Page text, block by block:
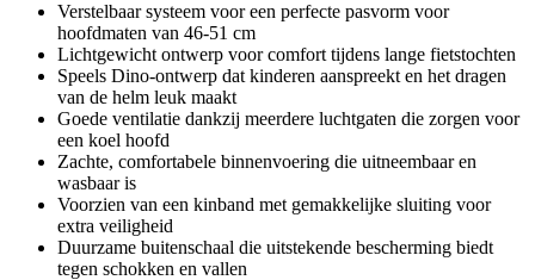
Verstelbaar systeem voor een perfecte pasvorm voor
hoofdmaten van 46-51 cm
Lichtgewicht ontwerp voor comfort tijdens lange fietstochten
Speels Dino-ontwerp dat kinderen aanspreekt en het dragen
van de helm leuk maakt
Goede ventilatie dankzij meerdere luchtgaten die zorgen voor
een koel hoofd
Zachte, comfortabele binnenvoering die uitneembaar en
wasbaar is
Voorzien van een kinband met gemakkelijke sluiting voor
extra veiligheid
Duurzame buitenschaal die uitstekende bescherming biedt
tegen schokken en vallen